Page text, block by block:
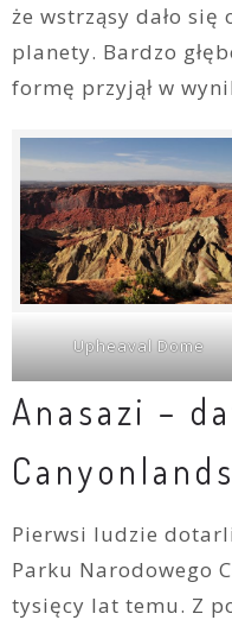
że wstrząsy dało się
planety. Bardzo
formę przyjął w
Upheaval Dome
Anasazi –
Canyonlands
Pierwsi ludzie
Parku Narodowego
tysięcy lat temu. Z